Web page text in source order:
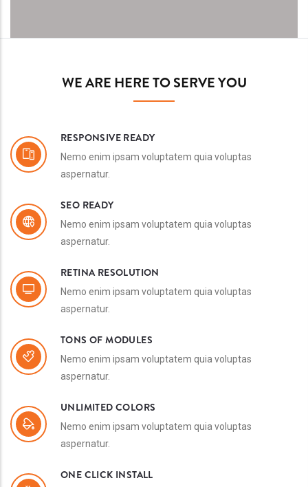
WE ARE HERE TO SERVE YOU
RESPONSIVE READY
Nemo enim ipsam voluptatem quia voluptas
aspernatur.
SEO READY
Nemo enim ipsam voluptatem quia voluptas
aspernatur.
RETINA RESOLUTION
Nemo enim ipsam voluptatem quia voluptas
aspernatur.
TONS OF MODULES
Nemo enim ipsam voluptatem quia voluptas
aspernatur.
UNLIMITED COLORS
Nemo enim ipsam voluptatem quia voluptas
aspernatur.
ONE CLICK INSTALL